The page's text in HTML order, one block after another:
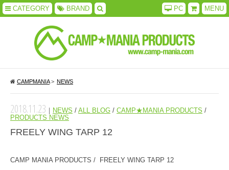
CATEGORY BRAND MENU
PC
CAMPMANIA> NEWS
2018.11.23 ｜ NEWS / ALL BLOG / CAMP★MANIA PRODUCTS /
PRODUCTS NEWS
FREELY WING TARP 12
CAMP MANIA PRODUCTS / FREELY WING TARP 12